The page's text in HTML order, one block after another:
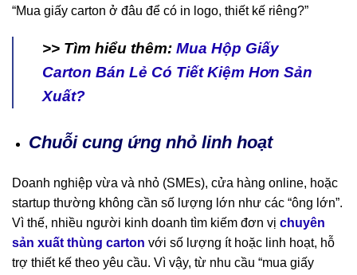
“Mua giấy carton ở đâu để có in logo, thiết kế riêng?”
>> Tìm hiểu thêm: Mua Hộp Giấy
Carton Bán Lẻ Có Tiết Kiệm Hơn Sản
Xuất?
Chuỗi cung ứng nhỏ linh hoạt
Doanh nghiệp vừa và nhỏ (SMEs), cửa hàng online, hoặc
startup thường không cần số lượng lớn như các “ông lớn”.
Vì thế, nhiều người kinh doanh tìm kiếm đơn vị chuyên
sản xuất thùng carton với số lượng ít hoặc linh hoạt, hỗ
trợ thiết kế theo yêu cầu. Vì vậy, từ nhu cầu “mua giấy